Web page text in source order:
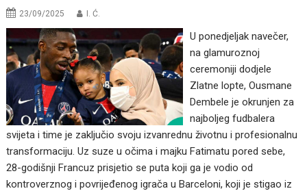
23/09/2025 I. Ć.
U ponedjeljak navečer,
na glamuroznoj
ceremoniji dodjele
Zlatne lopte, Ousmane
Dembele je okrunjen za
najboljeg fudbalera
svijeta i time je zaključio svoju izvanrednu životnu i profesionalnu
transformaciju. Uz suze u očima i majku Fatimatu pored sebe,
28-godišnji Francuz prisjetio se puta koji ga je vodio od
kontroverznog i povrijeđenog igrača u Barceloni, koji je stigao iz